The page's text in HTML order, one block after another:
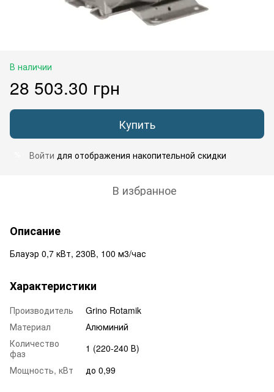
В наличии
28 503.30 грн
Купить
Войти для отображения накопительной скидки
В избранное
Описание
Блауэр 0,7 кВт, 230В, 100 м3/час
Характеристики
Производитель
Grino Rotamik
Материал
Алюминий
Количество
фаз
1 (220-240 В)
Мощность, кВт
до 0,99